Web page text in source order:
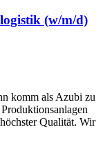
(w/m/d)
komm als Azubi zu
Qualität. Wir